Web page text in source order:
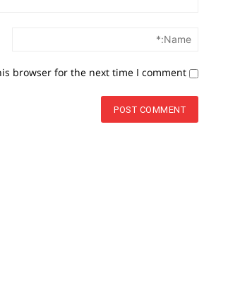
browser for the next time I comment.